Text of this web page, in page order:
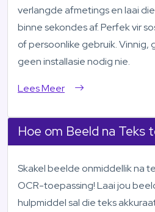
verlangde afmetings en laai
binne sekondes af. Perfek vir
of persoonlike gebruik. Vinnig,
geen installasie nodig nie.
Lees Meer
Hoe om Beeld na Teks
Skakel beelde onmiddellik na
OCR-toepassing! Laai jou
hulpmiddel sal die teks